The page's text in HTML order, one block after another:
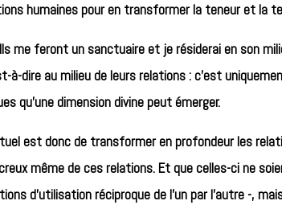
humaines pour en transformer la teneur et la
me feront un sanctuaire et je résiderai en son
à-dire au milieu de leurs relations : c’est
qu’une dimension divine peut émerger.
est donc de transformer en profondeur les
même de ces relations. Et que celles-ci ne
d’utilisation réciproque de l’un par l’autre -,